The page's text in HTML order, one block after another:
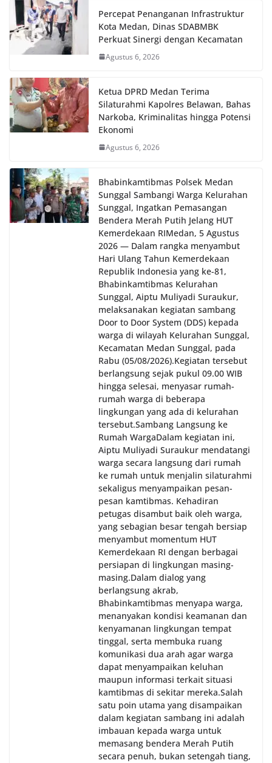
diharapkan dapat semakin mempererat
hubungan kemitraan antara Polri dan
masyarakat, sekaligus membangun kesadaran
kolektif warga akan pentingnya menjaga
keamanan, ketertiban, dan kekompakan
momentum bersejarah HUT Kemerdekaan
Republik Indonesia.‎Kegiatan sambang ini
rencananya akan terus dilaksanakan secara rutin
oleh Bhabinkamtibmas di wilayah Kelurahan
Sunggal sebagai bagian dari upaya menciptakan
situasi Kamtibmas yang aman dan kondusif,
sekaligus menumbuhkan semangat nasionalisme
warga dalam menyambut Hari Kemerdekaan RI.
Ini Alasan Plh Sekda Medan Sarankan Jhon Ester
Lase Segera Dievaluasi
Percepat Penanganan Infrastruktur Kota Medan,
Dinas SDABMBK Perkuat Sinergi dengan
Kecamatan
Ketua DPRD Medan Terima Silaturahmi Kapolres
Belawan, Bahas Narkoba, Kriminalitas hingga
Potensi Ekonomi
Percepat Penanganan Infrastruktur
Kota Medan, Dinas SDABMBK
Perkuat Sinergi dengan Kecamatan
Agustus 6, 2026
Ketua DPRD Medan Terima
Silaturahmi Kapolres Belawan, Bahas
Narkoba, Kriminalitas hingga Potensi
Ekonomi
Agustus 6, 2026
Bhabinkamtibmas Polsek Medan
Sunggal Sambangi Warga Kelurahan
Sunggal, Ingatkan Pemasangan
Bendera Merah Putih Jelang HUT
Kemerdekaan RI‎‎Medan, 5 Agustus
2026 — Dalam rangka menyambut
Hari Ulang Tahun Kemerdekaan
Republik Indonesia yang ke-81,
Bhabinkamtibmas Kelurahan
Sunggal, Aiptu Muliyadi Suraukur,
melaksanakan kegiatan sambang
Door to Door System (DDS) kepada
warga di wilayah Kelurahan Sunggal,
Kecamatan Medan Sunggal, pada
Rabu (05/08/2026).‎‎Kegiatan tersebut
berlangsung sejak pukul 09.00 WIB
hingga selesai, menyasar rumah-
rumah warga di beberapa
lingkungan yang ada di kelurahan
tersebut.‎Sambang Langsung ke
Rumah Warga‎Dalam kegiatan ini,
Aiptu Muliyadi Suraukur mendatangi
warga secara langsung dari rumah
ke rumah untuk menjalin silaturahmi
sekaligus menyampaikan pesan-
pesan kamtibmas. Kehadiran
petugas disambut baik oleh warga,
yang sebagian besar tengah bersiap
menyambut momentum HUT
Kemerdekaan RI dengan berbagai
persiapan di lingkungan masing-
masing.‎Dalam dialog yang
berlangsung akrab,
Bhabinkamtibmas menyapa warga,
menanyakan kondisi keamanan dan
kenyamanan lingkungan tempat
tinggal, serta membuka ruang
komunikasi dua arah agar warga
dapat menyampaikan keluhan
maupun informasi terkait situasi
kamtibmas di sekitar mereka.‎‎‎Salah
satu poin utama yang disampaikan
dalam kegiatan sambang ini adalah
imbauan kepada warga untuk
memasang bendera Merah Putih
secara penuh, bukan setengah tiang,